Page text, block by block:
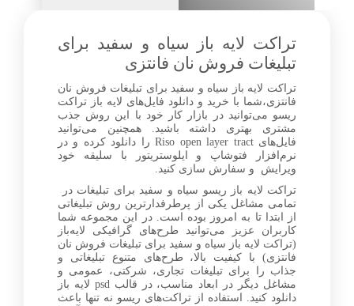
1+
تراکت لایه باز سیاه و سفید برای
تبلیغات فروش نان فانتزی
تراکت لایه باز سیاه و سفید برای تبلیغات فروش نان
فانتزی،شما با خرید و دانلود فایل‌های لایه باز تراکت
ریسو می‌توانید در بازار کار خود با این روش جذب
مشتری بهتری داشته باشید. همچنین می‌توانید
فایل‌های Riso open layer tract را دانلود کرده و در
نرم‌افزار فتوشاپ و ایلوستریتور با سلیقه خود
ویرایش و سفارش سازی کنید.
تراکت لایه باز ریسو سیاه و سفید برای تبلیغات در
تمامی مشاغل یکی از پرطرفدارترین روش تبلیغاتی
از ابتدا تا به امروز بوده است. در این مجموعه شما
کاربران عزیز می‌توانید طرح‌های گرافیکی لایه‌باز
(تراکت لایه باز سیاه و سفید برای تبلیغات فروش نان
فانتزی) با کیفیت بالا، طرح‌های متنوع تبلیغاتی و
جذاب را برای تبلیغات تجاری، شرکتی، عمومی و
مشاغل دیگر در ابعاد مناسب، در قالب psd لایه باز
دانلود کنید. استفاده از تراکت‌های ریسو نه تنها باعث